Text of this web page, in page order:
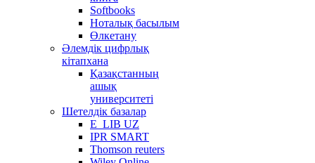
Softbooks
Ноталық басылым
Өлкетану
Әлемдік цифрлық
кітапхана
Қазақстанның
ашық
университеті
Шетелдік базалар
E_LIB UZ
IPR SMART
Thomson reuters